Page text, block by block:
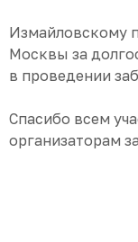
Измайловскому
Москвы за
в проведении
Спасибо всем
организаторам